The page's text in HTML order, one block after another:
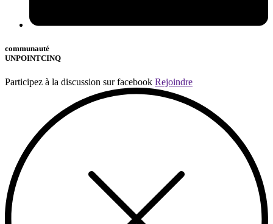
communauté
UNPOINTCINQ
Participez à la discussion sur facebook Rejoindre